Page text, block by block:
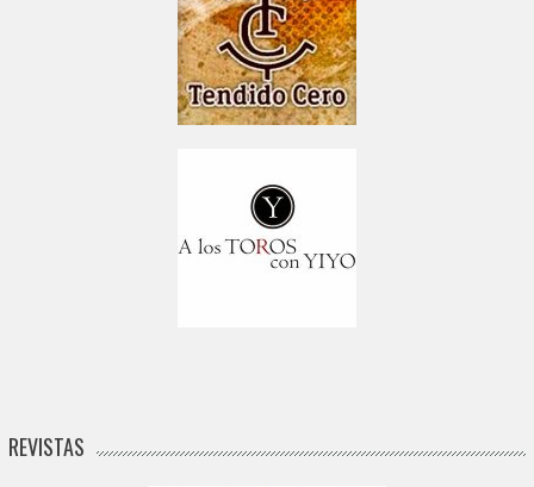
REVISTAS